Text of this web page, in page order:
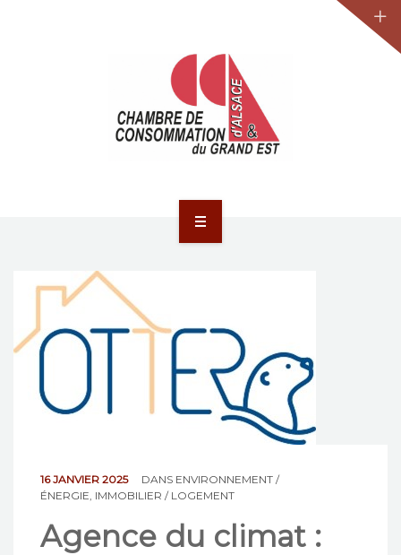
ACTUALITÉS
JURIDIQUE
NOS ACTIONS
16 JANVIER 2025 DANS ENVIRONNEMENT /
ÉNERGIE, IMMOBILIER / LOGEMENT
Agence du climat :